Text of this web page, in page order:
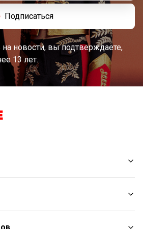
Подписаться
новости, вы подтверждаете,
13 лет.